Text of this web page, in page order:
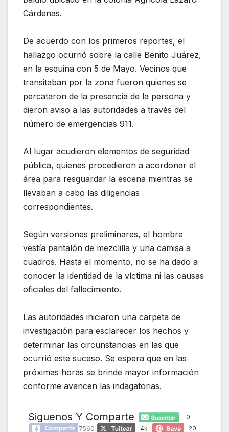
Cárdenas.
De acuerdo con los primeros reportes, el
hallazgo ocurrió sobre la calle Benito Juárez,
en la esquina con 5 de Mayo. Vecinos que
transitaban por la zona fueron quienes se
percataron de la presencia de la persona y
dieron aviso a las autoridades a través del
número de emergencias 911.
Al lugar acudieron elementos de seguridad
pública, quienes procedieron a acordonar el
área para resguardar la escena mientras se
llevaban a cabo las diligencias
correspondientes.
Según versiones preliminares, el hombre
vestía pantalón de mezclilla y una camisa a
cuadros. Hasta el momento, no se ha dado a
conocer la identidad de la víctima ni las causas
oficiales del fallecimiento.
Las autoridades iniciaron una carpeta de
investigación para esclarecer los hechos y
determinar las circunstancias en las que
ocurrió este suceso. Se espera que en las
próximas horas se brinde mayor información
conforme avancen las indagatorias.
Siguenos Y Comparte
0
7560
4k 20